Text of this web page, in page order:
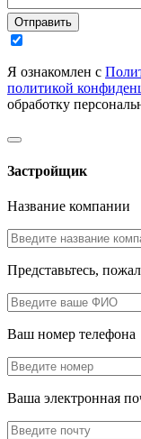
Отправить
Я ознакомлен с
политикой
обработку
Застройщик
Название компании
Представьтесь,
Ваш номер телефона
Ваша электронная